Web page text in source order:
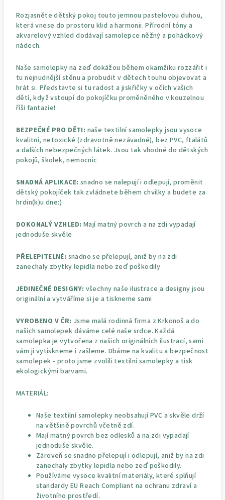
Rozjasněte dětský pokoj touto jemnou pastelovou duhou,
která vnese do prostoru klid a harmonii. Přírodní tóny a
akvarelový vzhled dodávají samolepce něžný a pohádkový
nádech.
Naše samolepky na zeď dokážou během okamžiku rozzářit i
tu nejnudnější stěnu a probudit v dětech touhu objevovat a
hrát si. Představte si tu radost a jiskřičky v očích vašich
dětí, když vstoupí do pokojíčku proměněného v kouzelnou
říši fantazie!
BEZPEČNÉ PRO DĚTI: naše textilní samolepky jsou vysoce
kvalitní, netoxické (zdravotně nezávadné), bez PVC, ftalátů
a dalších nebezpečných látek. Jsou tak vhodné do dětských
pokojů, školek, nemocnic
SNADNÁ APLIKACE: snadno se nalepují i odlepují, proměnit
dětský pokojíček tak zvládnete během chvilky a budete za
hrdin(k)u dne:)
DOKONALÝ VZHLED: Mají matný povrch a na zdi vypadají
jednoduše skvěle
PŘELEPITELNÉ: snadno se přelepují, aniž by na zdi
zanechaly zbytky lepidla nebo zeď poškodily
JEDINEČNÉ DESIGNY: všechny naše ilustrace a designy jsou
originální a vytváříme si je a tiskneme sami
VYROBENO V ČR: Jsme malá rodinná firma z Krkonoš a do
našich samolepek dáváme celé naše srdce. Každá
samolepka je vytvořena z našich originálních ilustrací, sami
vám ji vytiskneme i zašleme. Dbáme na kvalitu a bezpečnost
samolepek - proto jsme zvolili textilní samolepky a tisk
ekologickými barvami.
MATERIÁL:
Naše textilní samolepky neobsahují PVC a skvěle drží
na většině povrchů včetně zdí.
Mají matný povrch bez odlesků a na zdi vypadají
jednoduše skvěle.
Zároveň se snadno přelepují i odlepují, aniž by na zdi
zanechaly zbytky lepidla nebo zeď poškodily.
Používáme vysoce kvalitní materiály, které splňují
standardy EU Reach Compliant na ochranu zdraví a
životního prostředí.